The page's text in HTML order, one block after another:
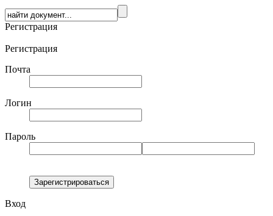
Регистрация
Регистрация
Почта
Логин
Пароль
Вход